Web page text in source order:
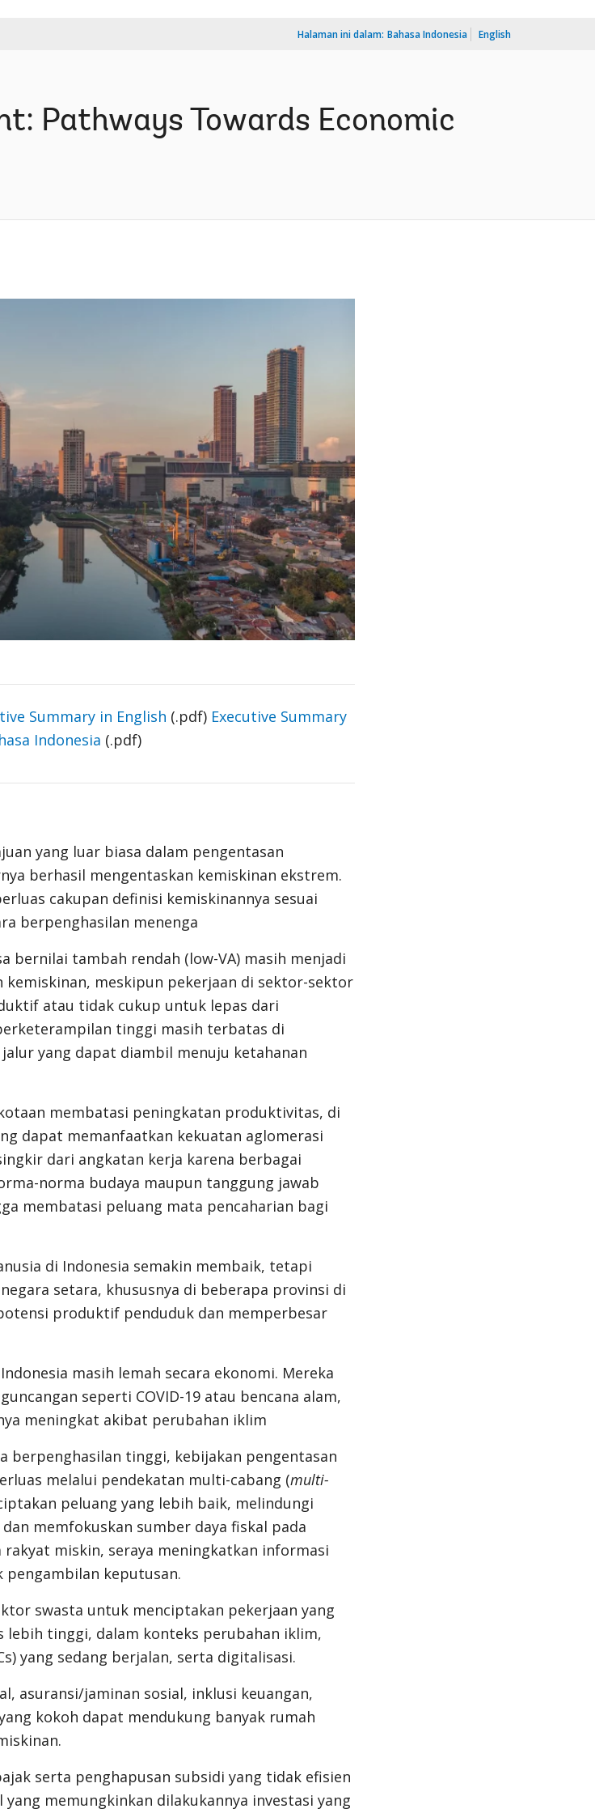
Halaman ini dalam: Bahasa Indonesia English
Pathways Towards Economic
Summary in English (.pdf) Executive Summary
Indonesia (.pdf)
yang luar biasa dalam pengentasan
berhasil mengentaskan kemiskinan ekstrem.
cakupan definisi kemiskinannya sesuai
berpenghasilan menenga
bernilai tambah rendah (low-VA) masih menjadi
meskipun pekerjaan di sektor-sektor
atau tidak cukup untuk lepas dari
tinggi masih terbatas di
yang dapat diambil menuju ketahanan
membatasi peningkatan produktivitas, di
dapat memanfaatkan kekuatan aglomerasi
dari angkatan kerja karena berbagai
norma budaya maupun tanggung jawab
membatasi peluang mata pencaharian bagi
di Indonesia semakin membaik, tetapi
setara, khususnya di beberapa provinsi di
produktif penduduk dan memperbesar
masih lemah secara ekonomi. Mereka
seperti COVID-19 atau bencana alam,
meningkat akibat perubahan iklim
berpenghasilan tinggi, kebijakan pengentasan
melalui pendekatan multi-cabang (multi-
peluang yang lebih baik, melindungi
memfokuskan sumber daya fiskal pada
miskin, seraya meningkatkan informasi
keputusan.
swasta untuk menciptakan pekerjaan yang
tinggi, dalam konteks perubahan iklim,
yang sedang berjalan, serta digitalisasi.
asuransi/jaminan sosial, inklusi keuangan,
kokoh dapat mendukung banyak rumah
serta penghapusan subsidi yang tidak efisien
memungkinkan dilakukannya investasi yang